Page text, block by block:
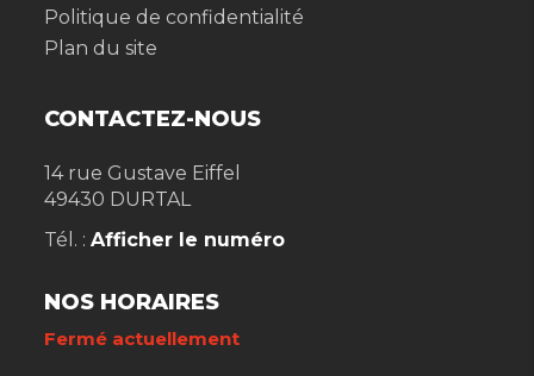
Politique de confidentialité
Plan du site
CONTACTEZ-NOUS
14 rue Gustave Eiffel
49430 DURTAL
Tél. :Afficher le numéro
NOS HORAIRES
Fermé actuellement